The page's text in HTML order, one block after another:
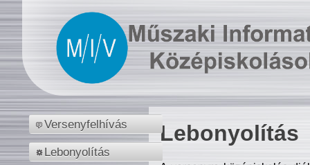
Versenyfelhívás
Lebonyolítás
Lebonyolítás